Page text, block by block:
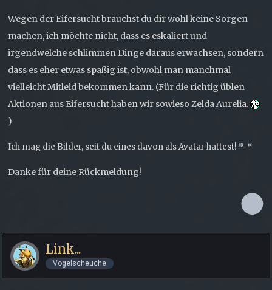
Wegen der Eifersucht brauchst du dir wohl keine Sorgen
machen, ich möchte nicht, dass es eskaliert und
irgendwelche schlimmen Dinge daraus erwachsen, sondern
dass es eher etwas spaßig ist, obwohl man manchmal
vielleicht Mitleid bekommen kann. (Für die richtig üblen
Aktionen aus Eifersucht haben wir sowieso Zelda Aurelia.
)
Ich mag die Bilder, seit du eines davon als Avatar hattest! *-*
Danke für deine Rückmeldung!
Link...
Vogelscheuche